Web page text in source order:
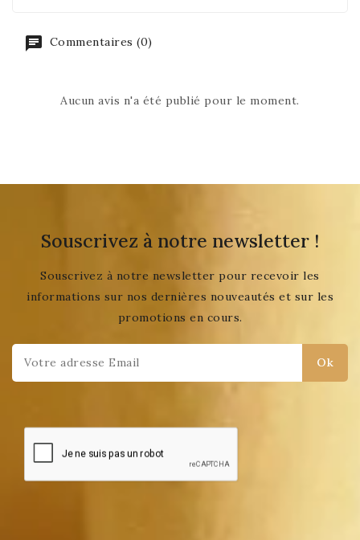
Commentaires (0)
Aucun avis n'a été publié pour le moment.
Souscrivez à notre newsletter !
Souscrivez à notre newsletter pour recevoir les
informations sur nos dernières nouveautés et sur les
promotions en cours.